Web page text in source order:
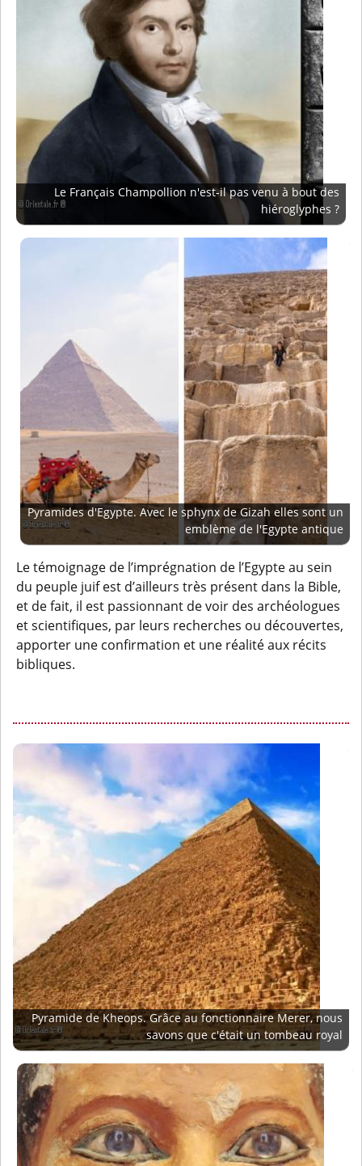
Le Français Champollion n'est-il pas venu à bout des
hiéroglyphes ?
Pyramides d'Egypte. Avec le sphynx de Gizah elles sont un
emblème de l'Egypte antique
Le témoignage de l’imprégnation de l’Egypte au sein
du peuple juif est d’ailleurs très présent dans la Bible,
et de fait, il est passionnant de voir des archéologues
et scientifiques, par leurs recherches ou découvertes,
apporter une confirmation et une réalité aux récits
bibliques.
Pyramide de Kheops. Grâce au fonctionnaire Merer, nous
savons que c'était un tombeau royal